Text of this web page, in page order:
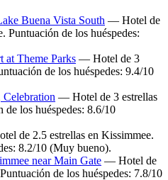
Buena Vista South — Hotel de
Puntuación de los huéspedes:
at Theme Parks — Hotel de 3
de los huéspedes: 9.4/10
— Hotel de 3 estrellas
de los huéspedes: 8.6/10
de 2.5 estrellas en Kissimmee.
8.2/10 (Muy bueno).
near Main Gate — Hotel de
de los huéspedes: 7.8/10